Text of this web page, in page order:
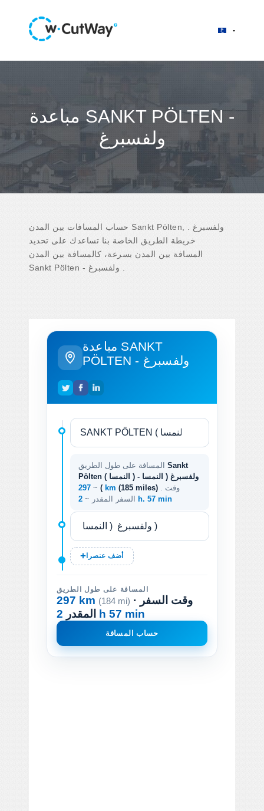
مباعدة SANKT PÖLTEN -
ولفسبرغ
حساب المسافات بين المدن Sankt Pölten, ولفسبرغ .
خريطة الطريق الخاصة بنا تساعدك على تحديد
المسافة بين المدن بسرعة، كالمسافة بين المدن
مباعدة SANKT
PÖLTEN - ولفسبرغ
Sankt
Pölten ( النمسا ) - ولفسبرغ ( النمسا
)
~ 297 km (185 miles)
السفر المقدر ~ 2 h. 57 min
أضف عنصرا
المسافة على طول الطريق
297 km (184 mi) · وقت السفر
المقدر 2 h 57 min
حساب المسافة